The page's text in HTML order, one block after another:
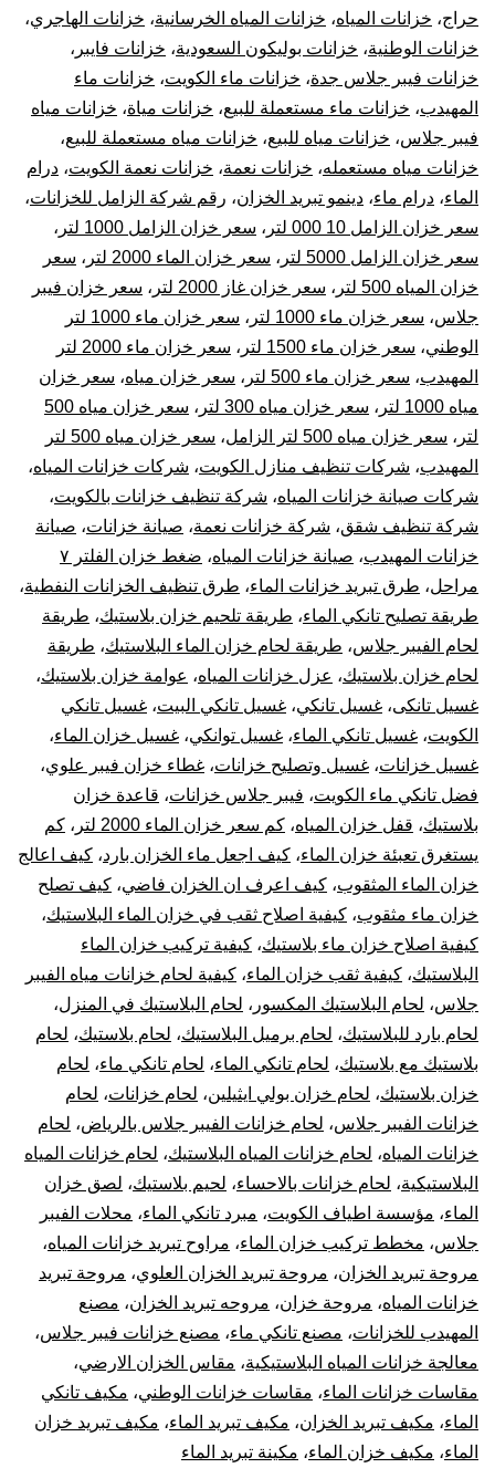
حراج، خزانات المياه، خزانات المياه الخرسانية، خزانات الهاجري،
خزانات الوطنية، خزانات بوليكون السعودية، خزانات فايبر ،
خزانات فيبر جلاس جدة، خزانات ماء الكويت، خزانات ماء
المهيدب، خزانات ماء مستعملة للبيع، خزانات مياة، خزانات مياه
فيبر جلاس، خزانات مياه للبيع، خزانات مياه مستعملة للبيع،
خزانات مياه مستعمله، خزانات نعمة، خزانات نعمة الكويت، درام
الماء، درام ماء، دينمو تبريد الخزان، رقم شركة الزامل للخزانات،
سعر خزان الزامل 10 000 لتر
، سعر خزان الزامل 1000 لتر
،
سعر خزان الزامل 5000 لتر
، سعر خزان الماء 2000 لتر ، سعر
خزان المياه 500 لتر
، سعر خزان غاز 2000 لتر ، سعر خزان فيبر
جلاس، سعر خزان ماء 1000 لتر ،
سعر خزان ماء 1000 لتر
الوطني، سعر خزان ماء 1500 لتر ،
سعر خزان ماء 2000 لتر
المهيدب، سعر خزان ماء 500 لتر ، سعر خزان مياه، سعر خزان
مياه 1000 لتر
، سعر خزان مياه 300 لتر ،
سعر خزان مياه 500
لتر ، سعر خزان مياه 500 لتر الزامل ،
سعر خزان مياه 500 لتر
المهيدب، شركات تنظيف منازل الكويت، شركات خزانات المياه،
شركات صيانة خزانات المياه، شركة تنظيف خزانات بالكويت،
شركة تنظيف شقق، شركة خزانات نعمة، صيانة خزانات، صيانة
خزانات المهيدب، صيانة خزانات المياه،
ضغط خزان الفلتر ٧
مراحل، طرق تبريد خزانات الماء، طرق تنظيف الخزانات النفطية،
طريقة تصليح تانكي الماء، طريقة تلحيم خزان بلاستيك، طريقة
لحام الفيبر جلاس، طريقة لحام خزان الماء البلاستيك، طريقة
لحام خزان بلاستيك، عزل خزانات المياه، عوامة خزان بلاستيك،
غسيل تانكى، غسيل تانكي، غسيل تانكي البيت، غسيل تانكي
الكويت، غسيل تانكي الماء، غسيل توانكي، غسيل خزان الماء،
غسيل خزانات، غسيل وتصليح خزانات، غطاء خزان فيبر علوي،
فضل تانكي ماء الكويت، فيبر جلاس خزانات، قاعدة خزان
بلاستيك، قفل خزان المياه، كم سعر خزان الماء 2000 لتر ، كم
يستغرق تعبئة خزان الماء، كيف اجعل ماء الخزان بارد، كيف اعالج
خزان الماء المثقوب، كيف اعرف ان الخزان فاضي، كيف تصلح
خزان ماء مثقوب، كيفية اصلاح ثقب في خزان الماء البلاستيك،
كيفية اصلاح خزان ماء بلاستيك، كيفية تركيب خزان الماء
البلاستيك، كيفية ثقب خزان الماء، كيفية لحام خزانات مياه الفيبر
جلاس، لحام البلاستيك المكسور ، لحام البلاستيك في المنزل،
لحام بارد للبلاستيك، لحام برميل البلاستيك، لحام بلاستيك، لحام
بلاستيك مع بلاستيك، لحام تانكي الماء، لحام تانكي ماء، لحام
خزان بلاستيك، لحام خزان بولي ايثيلين، لحام خزانات، لحام
خزانات الفيبر جلاس، لحام خزانات الفيبر جلاس بالرياض، لحام
خزانات المياه، لحام خزانات المياه البلاستيك، لحام خزانات المياه
البلاستيكية، لحام خزانات بالاحساء، لحيم بلاستيك، لصق خزان
الماء، مؤسسة اطياف الكويت، مبرد تانكي الماء، محلات الفيبر
جلاس، مخطط تركيب خزان الماء، مراوح تبريد خزانات المياه،
مروحة تبريد الخزان، مروحة تبريد الخزان العلوي، مروحة تبريد
خزانات المياه، مروحة خزان، مروحه تبريد الخزان، مصنع
المهيدب للخزانات، مصنع تانكي ماء، مصنع خزانات فيبر جلاس،
معالجة خزانات المياه البلاستيكية، مقاس الخزان الارضي،
مقاسات خزانات الماء، مقاسات خزانات الوطني، مكيف تانكي
الماء، مكيف تبريد الخزان، مكيف تبريد الماء، مكيف تبريد خزان
الماء، مكيف خزان الماء، مكينة تبريد الماء